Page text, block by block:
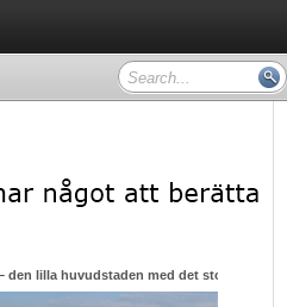
den lilla huvudstaden med det stora hjärtat